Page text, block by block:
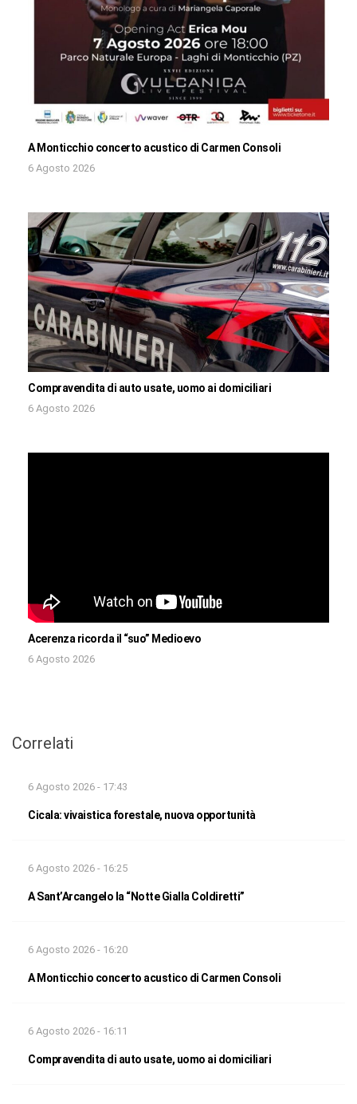
A Monticchio concerto acustico di Carmen Consoli
6 Agosto 2026
Compravendita di auto usate, uomo ai domiciliari
6 Agosto 2026
Acerenza ricorda il “suo” Medioevo
6 Agosto 2026
Correlati
6 Agosto 2026 - 17:43
Cicala: vivaistica forestale, nuova opportunità
6 Agosto 2026 - 16:25
A Sant’Arcangelo la “Notte Gialla Coldiretti”
6 Agosto 2026 - 16:20
A Monticchio concerto acustico di Carmen Consoli
6 Agosto 2026 - 16:11
Compravendita di auto usate, uomo ai domiciliari